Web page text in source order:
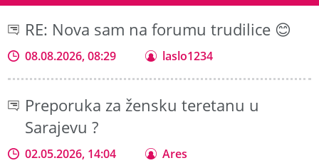
RE: Nova sam na forumu trudilice 😊
08.08.2026, 08:29 laslo1234
Preporuka za žensku teretanu u
Sarajevu ?
02.05.2026, 14:04 Ares